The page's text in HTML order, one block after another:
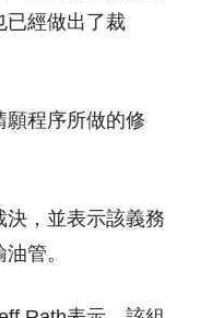
經做出了裁
願程序所做的修
，並表示該義務
管。